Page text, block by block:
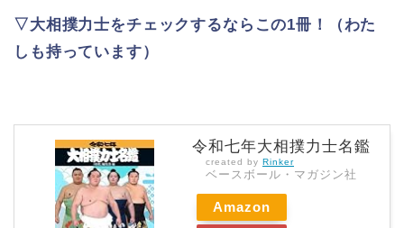
▽大相撲力士をチェックするならこの1冊！（わた
しも持っています）
令和七年大相撲力士名鑑
created by Rinker
ベースボール・マガジン社
Amazon